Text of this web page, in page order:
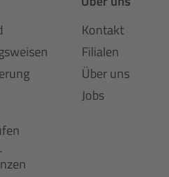
Kontakt
Filialen
Über uns
Jobs